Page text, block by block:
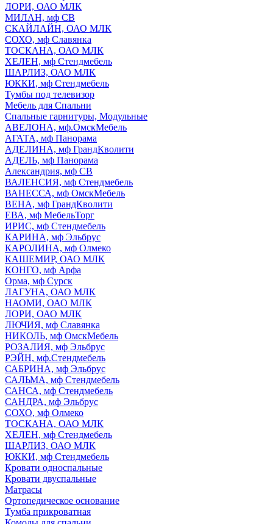
ЛОРИ, ОАО МЛК
МИЛАН, мф СВ
СКАЙЛАЙН, ОАО МЛК
СОХО, мф Славянка
ТОСКАНА, ОАО МЛК
ХЕЛЕН, мф Стендмебель
ШАРЛИЗ, ОАО МЛК
ЮККИ, мф Стендмебель
Тумбы под телевизор
Мебель для Спальни
Спальные гарнитуры, Модульные
АВЕЛОНА, мф.ОмскМебель
АГАТА, мф Панорама
АДЕЛИНА, мф ГрандКволити
АДЕЛЬ, мф Панорама
Александрия, мф СВ
ВАЛЕНСИЯ, мф Стендмебель
ВАНЕССА, мф ОмскМебель
ВЕНА, мф ГрандКволити
ЕВА, мф МебельТорг
ИРИС, мф Стендмебель
КАРИНА, мф Эльбрус
КАРОЛИНА, мф Олмеко
КАШЕМИР, ОАО МЛК
КОНГО, мф Арфа
Орма, мф Сурск
ЛАГУНА, ОАО МЛК
НАОМИ, ОАО МЛК
ЛОРИ, ОАО МЛК
ЛЮЧИЯ, мф Славянка
НИКОЛЬ, мф ОмскМебель
РОЗАЛИЯ, мф Эльбрус
РЭЙН, мф.Стендмебель
САБРИНА, мф Эльбрус
САЛЬМА, мф Стендмебель
САНСА, мф Стендмебель
САНДРА, мф Эльбрус
СОХО, мф Олмеко
ТОСКАНА, ОАО МЛК
ХЕЛЕН, мф Стендмебель
ШАРЛИЗ, ОАО МЛК
ЮККИ, мф Стендмебель
Кровати односпальные
Кровати двуспальные
Матрасы
Ортопедическое основание
Тумба прикроватная